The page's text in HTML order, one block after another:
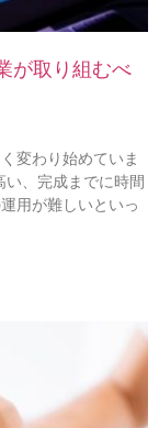
が取り組むべ
変わり始めていま
、完成までに時間
用が難しいといっ